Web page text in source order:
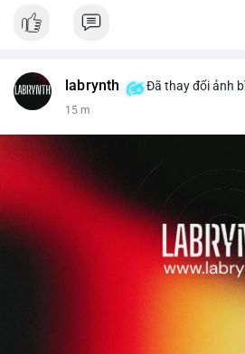
✅ Phản hồi trong 24 giờ
✅ Email: localpvashop@gmail.com
labrynth Đã thay đổi ảnh
15 m